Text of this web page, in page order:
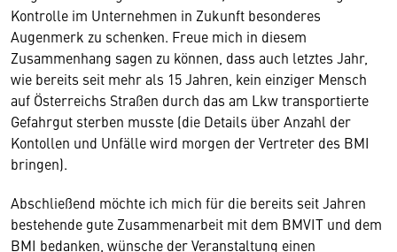
Kontrolle im Unternehmen in Zukunft besonderes
Augenmerk zu schenken. Freue mich in diesem
Zusammenhang sagen zu können, dass auch letztes Jahr,
wie bereits seit mehr als 15 Jahren, kein einziger Mensch
auf Österreichs Straßen durch das am Lkw transportierte
Gefahrgut sterben musste (die Details über Anzahl der
Kontollen und Unfälle wird morgen der Vertreter des BMI
bringen).
Abschließend möchte ich mich für die bereits seit Jahren
bestehende gute Zusammenarbeit mit dem BMVIT und dem
BMI bedanken, wünsche der Veranstaltung einen